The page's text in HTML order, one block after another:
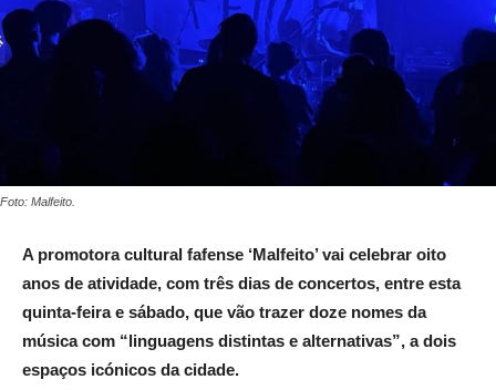
Foto: Malfeito.
A promotora cultural fafense ‘Malfeito’ vai celebrar oito
anos de atividade, com três dias de concertos, entre esta
quinta-feira e sábado, que vão trazer doze nomes da
música com “linguagens distintas e alternativas”, a dois
espaços icónicos da cidade.